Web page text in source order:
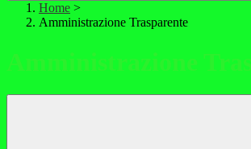
Home >
Amministrazione Trasparente
Amministrazione